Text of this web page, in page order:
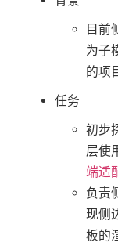
目前
为子
的项
任务
初步
层使
端适
负责
现侧
板的